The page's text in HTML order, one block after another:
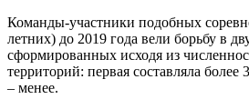
Команды-участники подобных
летних) до 2019 года вели борьбу в
сформированных исходя из
территорий: первая составляла более
– менее.